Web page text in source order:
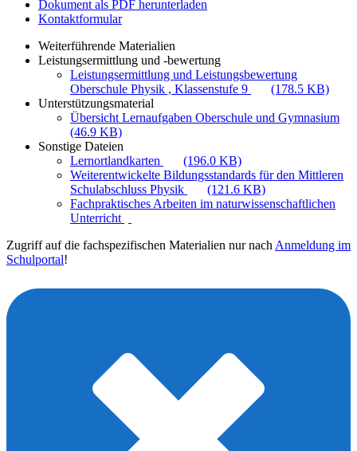
Dokument als PDF herunterladen
Kontaktformular
Weiterführende Materialien
Leistungsermittlung und -bewertung
Leistungsermittlung und Leistungsbewertung
Oberschule Physik , Klassenstufe 9
(178.5 KB)
Unterstützungsmaterial
Übersicht Lernaufgaben Oberschule und Gymnasium
(46.9 KB)
Sonstige Dateien
Lernortlandkarten
(196.0 KB)
Weiterentwickelte Bildungsstandards für den Mittleren
Schulabschluss Physik
(121.6 KB)
Fachpraktisches Arbeiten im naturwissenschaftlichen
Unterricht
Zugriff auf die fachspezifischen Materialien nur nach Anmeldung im
Schulportal!